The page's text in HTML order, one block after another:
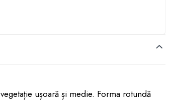
ușoară și medie. Forma rotundă